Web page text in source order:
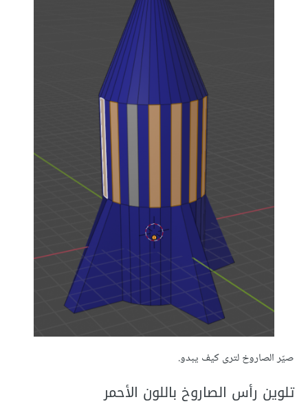
صيّر الصاروخ لترى كيف يبدو.
تلوين رأس الصاروخ باللون الأحمر